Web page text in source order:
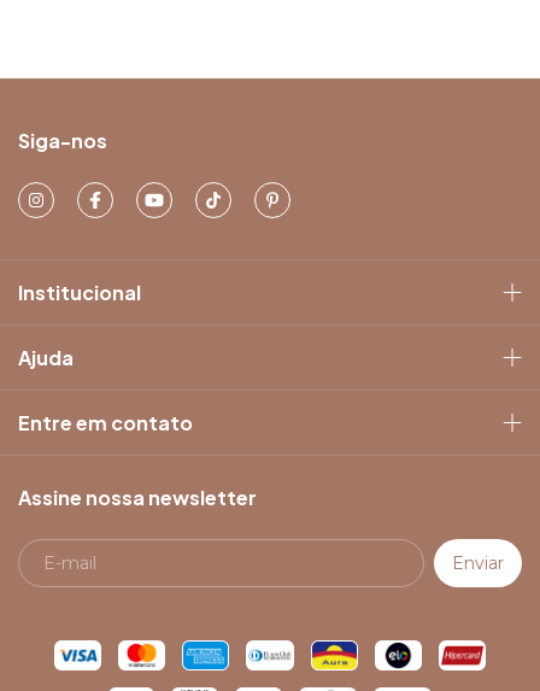
Siga-nos
Institucional
Ajuda
Entre em contato
Assine nossa newsletter